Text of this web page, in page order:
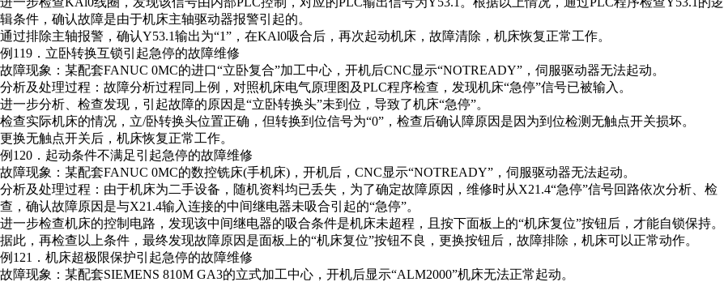
辑条件，确认故障是由于机床主轴驱动器报警引起的。
通过排除主轴报警，确认Y53.1输出为“1”，在KAl0吸合后，再次起动机床，故障清除，机床恢复正常工作。
例119．立卧转换互锁引起急停的故障维修
故障现象：某配套FANUC 0MC的进口“立卧复合”加工中心，开机后CNC显示“NOTREADY”，伺服驱动器无法起动。
分析及处理过程：故障分析过程同上例，对照机床电气原理图及PLC程序检查，发现机床“急停”信号已被输入。
进一步分析、检查发现，引起故障的原因是“立卧转换头”未到位，导致了机床“急停”。
检查实际机床的情况，立/卧转换头位置正确，但转换到位信号为“0”，检查后确认障原因是因为到位检测无触点开关损坏。
更换无触点开关后，机床恢复正常工作。
例120．起动条件不满足引起急停的故障维修
故障现象：某配套FANUC 0MC的数控铣床(手机床)，开机后，CNC显示“NOTREADY”，伺服驱动器无法起动。
分析及处理过程：由于机床为二手设备，随机资料均已丢失，为了确定故障原因，维修时从X21.4“急停”信号回路依次分析、检
查，确认故障原因是与X21.4输入连接的中间继电器未吸合引起的“急停”。
进一步检查机床的控制电路，发现该中间继电器的吸合条件是机床未超程，且按下面板上的“机床复位”按钮后，才能自锁保持。
据此，再检查以上条件，最终发现故障原因是面板上的“机床复位”按钮不良，更换按钮后，故障排除，机床可以正常动作。
例121．机床超极限保护引起急停的故障维修
故障现象：某配套SIEMENS 810M GA3的立式加工中心，开机后显示“ALM2000”机床无法正常起动。